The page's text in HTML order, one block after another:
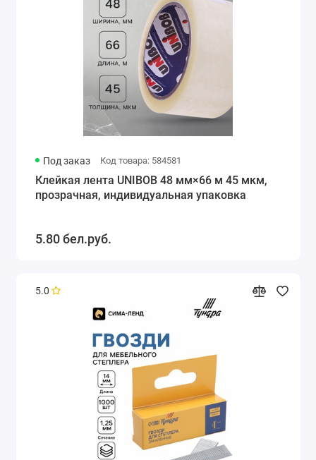
Под заказ Код товара: 584581
Клейкая лента UNIBOB 48 мм×66 м 45 мкм,
прозрачная, индивидуальная упаковка
5.80 бел.руб.
5.0